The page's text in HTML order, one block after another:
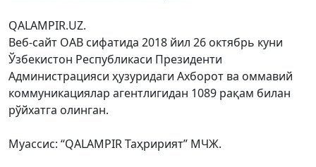
QALAMPIR.UZ.
Веб-сайт ОАВ сифатида 2018 йил 26 октябрь куни
Ўзбекистон Республикаси Президенти
Администрацияси ҳузуридаги Ахборот ва оммавий
коммуникациялар агентлигидан 1089 рақам билан
рўйхатга олинган.
Муассис: “QALAMPIR Таҳририят” МЧЖ.